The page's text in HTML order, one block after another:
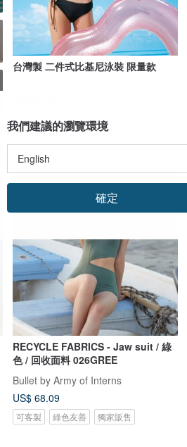
台灣製 二件式比基尼泳裝 限量款
US$ 83.74
可客製
RECYCLE FABRICS - Jaw suit / 綠
色 / 回收面料 026GREE
Bullet by Army of Interns
US$ 68.09
可客製 綠色友善 獨家販售
我們建議的瀏覽環境
確定